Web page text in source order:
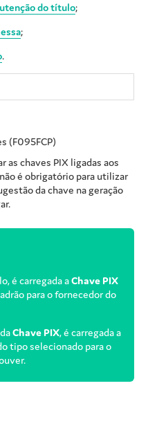
do título;
;
.
(F095FCP)
as chaves PIX ligadas aos
é obrigatório para utilizar
da chave na geração
é carregada aChave PIX
para o fornecedor do
Chave PIX, é carregada a
tipo selecionado para o